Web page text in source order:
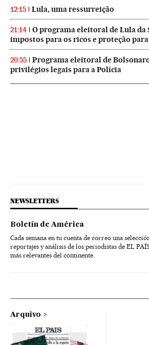
12:15 Lula, uma ressurreição
21:14
O programa eleitoral de Lula da
impostos para os ricos e proteção
20:55
Programa eleitoral de
privilégios legais para a Polícia
NEWSLETTERS
Boletín de América
Cada semana en tu cuenta de correo una
reportajes y análisis de los periodistas de EL
más relevantes del continente.
Arquivo